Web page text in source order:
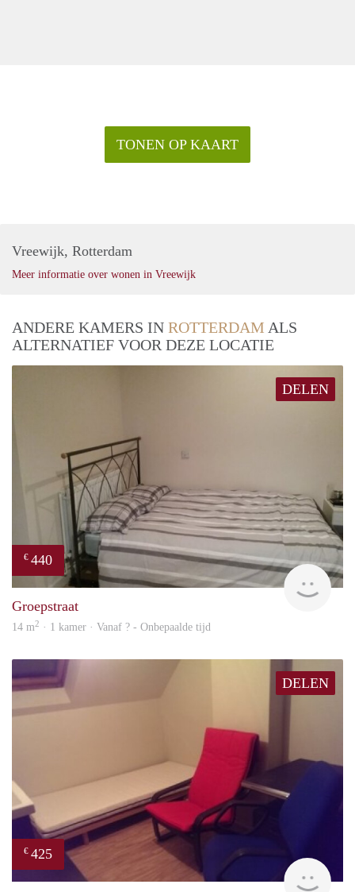
TONEN OP KAART
Vreewijk, Rotterdam
Meer informatie over wonen in Vreewijk
ANDERE KAMERS IN ROTTERDAM ALS
ALTERNATIEF VOOR DEZE LOCATIE
DELEN
€ 440
rent
Groepstraat
14 m2 · 1 kamer · Vanaf ? - Onbepaalde tijd
DELEN
€ 425